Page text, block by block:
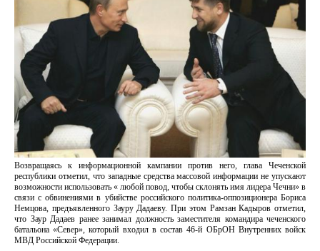
Возвращаясь к информационной кампании против него, глава Чеченской
республики отметил, что западные средства массовой информации не упускают
возможности использовать « любой повод, чтобы склонять имя лидера Чечни» в
связи с обвинениями в убийстве российского политика-оппозиционера Бориса
Немцова, предъявленного Зауру Дадаеву. При этом Рамзан Кадыров отметил,
что Заур Дадаев ранее занимал должность заместителя командира чеченского
батальона «Север», который входил в состав 46-й ОБрОН Внутренних войск
МВД Российской Федерации.